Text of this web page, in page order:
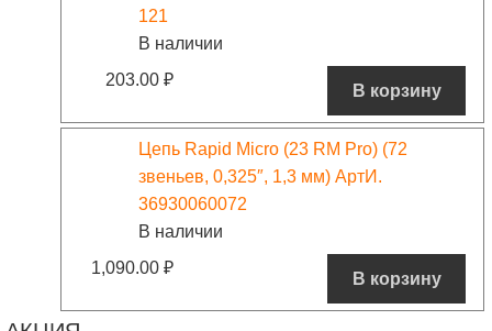
121
В наличии
203.00 ₽
В корзину
Цепь Rapid Micro (23 RM Pro) (72
звеньев, 0,325″, 1,3 мм) АртИ.
36930060072
В наличии
1,090.00 ₽
В корзину